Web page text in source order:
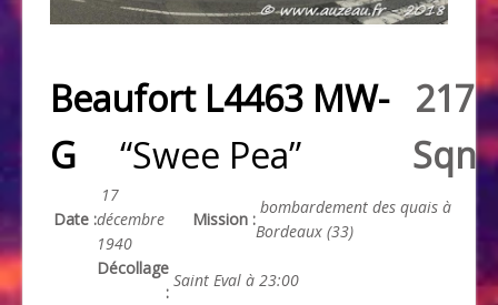
Beaufort L4463 MW-
G “Swee Pea”
217
Sqn
Date :
17
décembre
1940
Mission :
bombardement des quais à
Bordeaux (33)
Décollage
:
Saint Eval à 23:00